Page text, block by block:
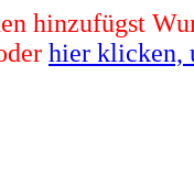
hinzufügst
hier klicken,